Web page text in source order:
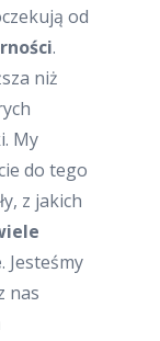
od
.
niż
My
do tego
z jakich
. Jesteśmy
nas